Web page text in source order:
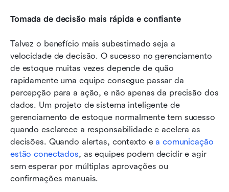
Tomada de decisão mais rápida e confiante
Talvez o benefício mais subestimado seja a
velocidade de decisão. O sucesso no gerenciamento
de estoque muitas vezes depende de quão
rapidamente uma equipe consegue passar da
percepção para a ação, e não apenas da precisão dos
dados. Um projeto de sistema inteligente de
gerenciamento de estoque normalmente tem sucesso
quando esclarece a responsabilidade e acelera as
decisões. Quando alertas, contexto e a comunicação
estão conectados, as equipes podem decidir e agir
sem esperar por múltiplas aprovações ou
confirmações manuais.